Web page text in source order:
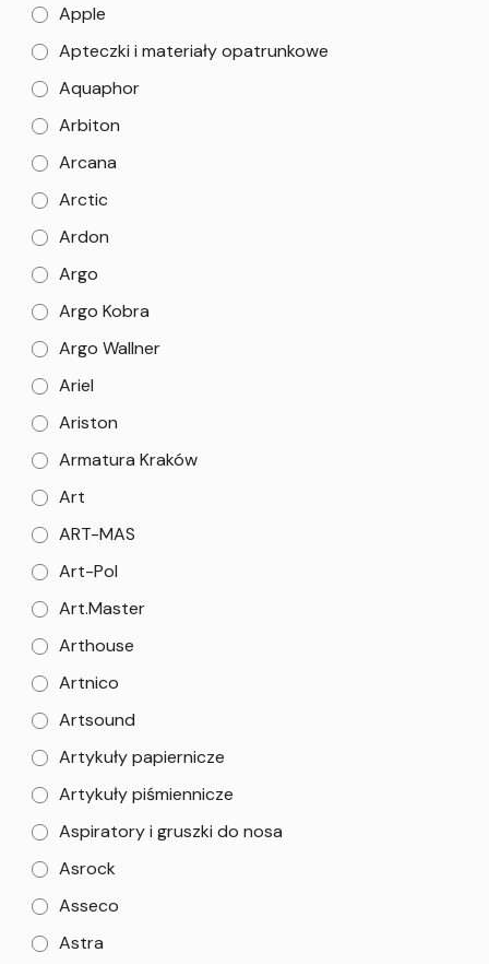
Apple
Apteczki i materiały opatrunkowe
Aquaphor
Arbiton
Arcana
Arctic
Ardon
Argo
Argo Kobra
Argo Wallner
Ariel
Ariston
Armatura Kraków
Art
ART-MAS
Art-Pol
Art.Master
Arthouse
Artnico
Artsound
Artykuły papiernicze
Artykuły piśmiennicze
Aspiratory i gruszki do nosa
Asrock
Asseco
Astra